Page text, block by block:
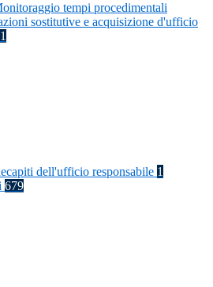
tempi procedimentali
sostitutive e acquisizione d'ufficio
1
dell'ufficio responsabile 1
679